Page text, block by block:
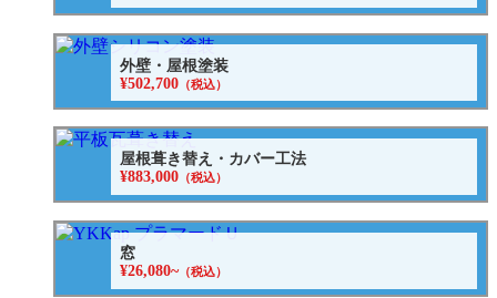
外壁・屋根塗装
¥502,700 （税込）
屋根葺き替え・カバー工法
¥883,000 （税込）
窓
¥26,080~（税込）